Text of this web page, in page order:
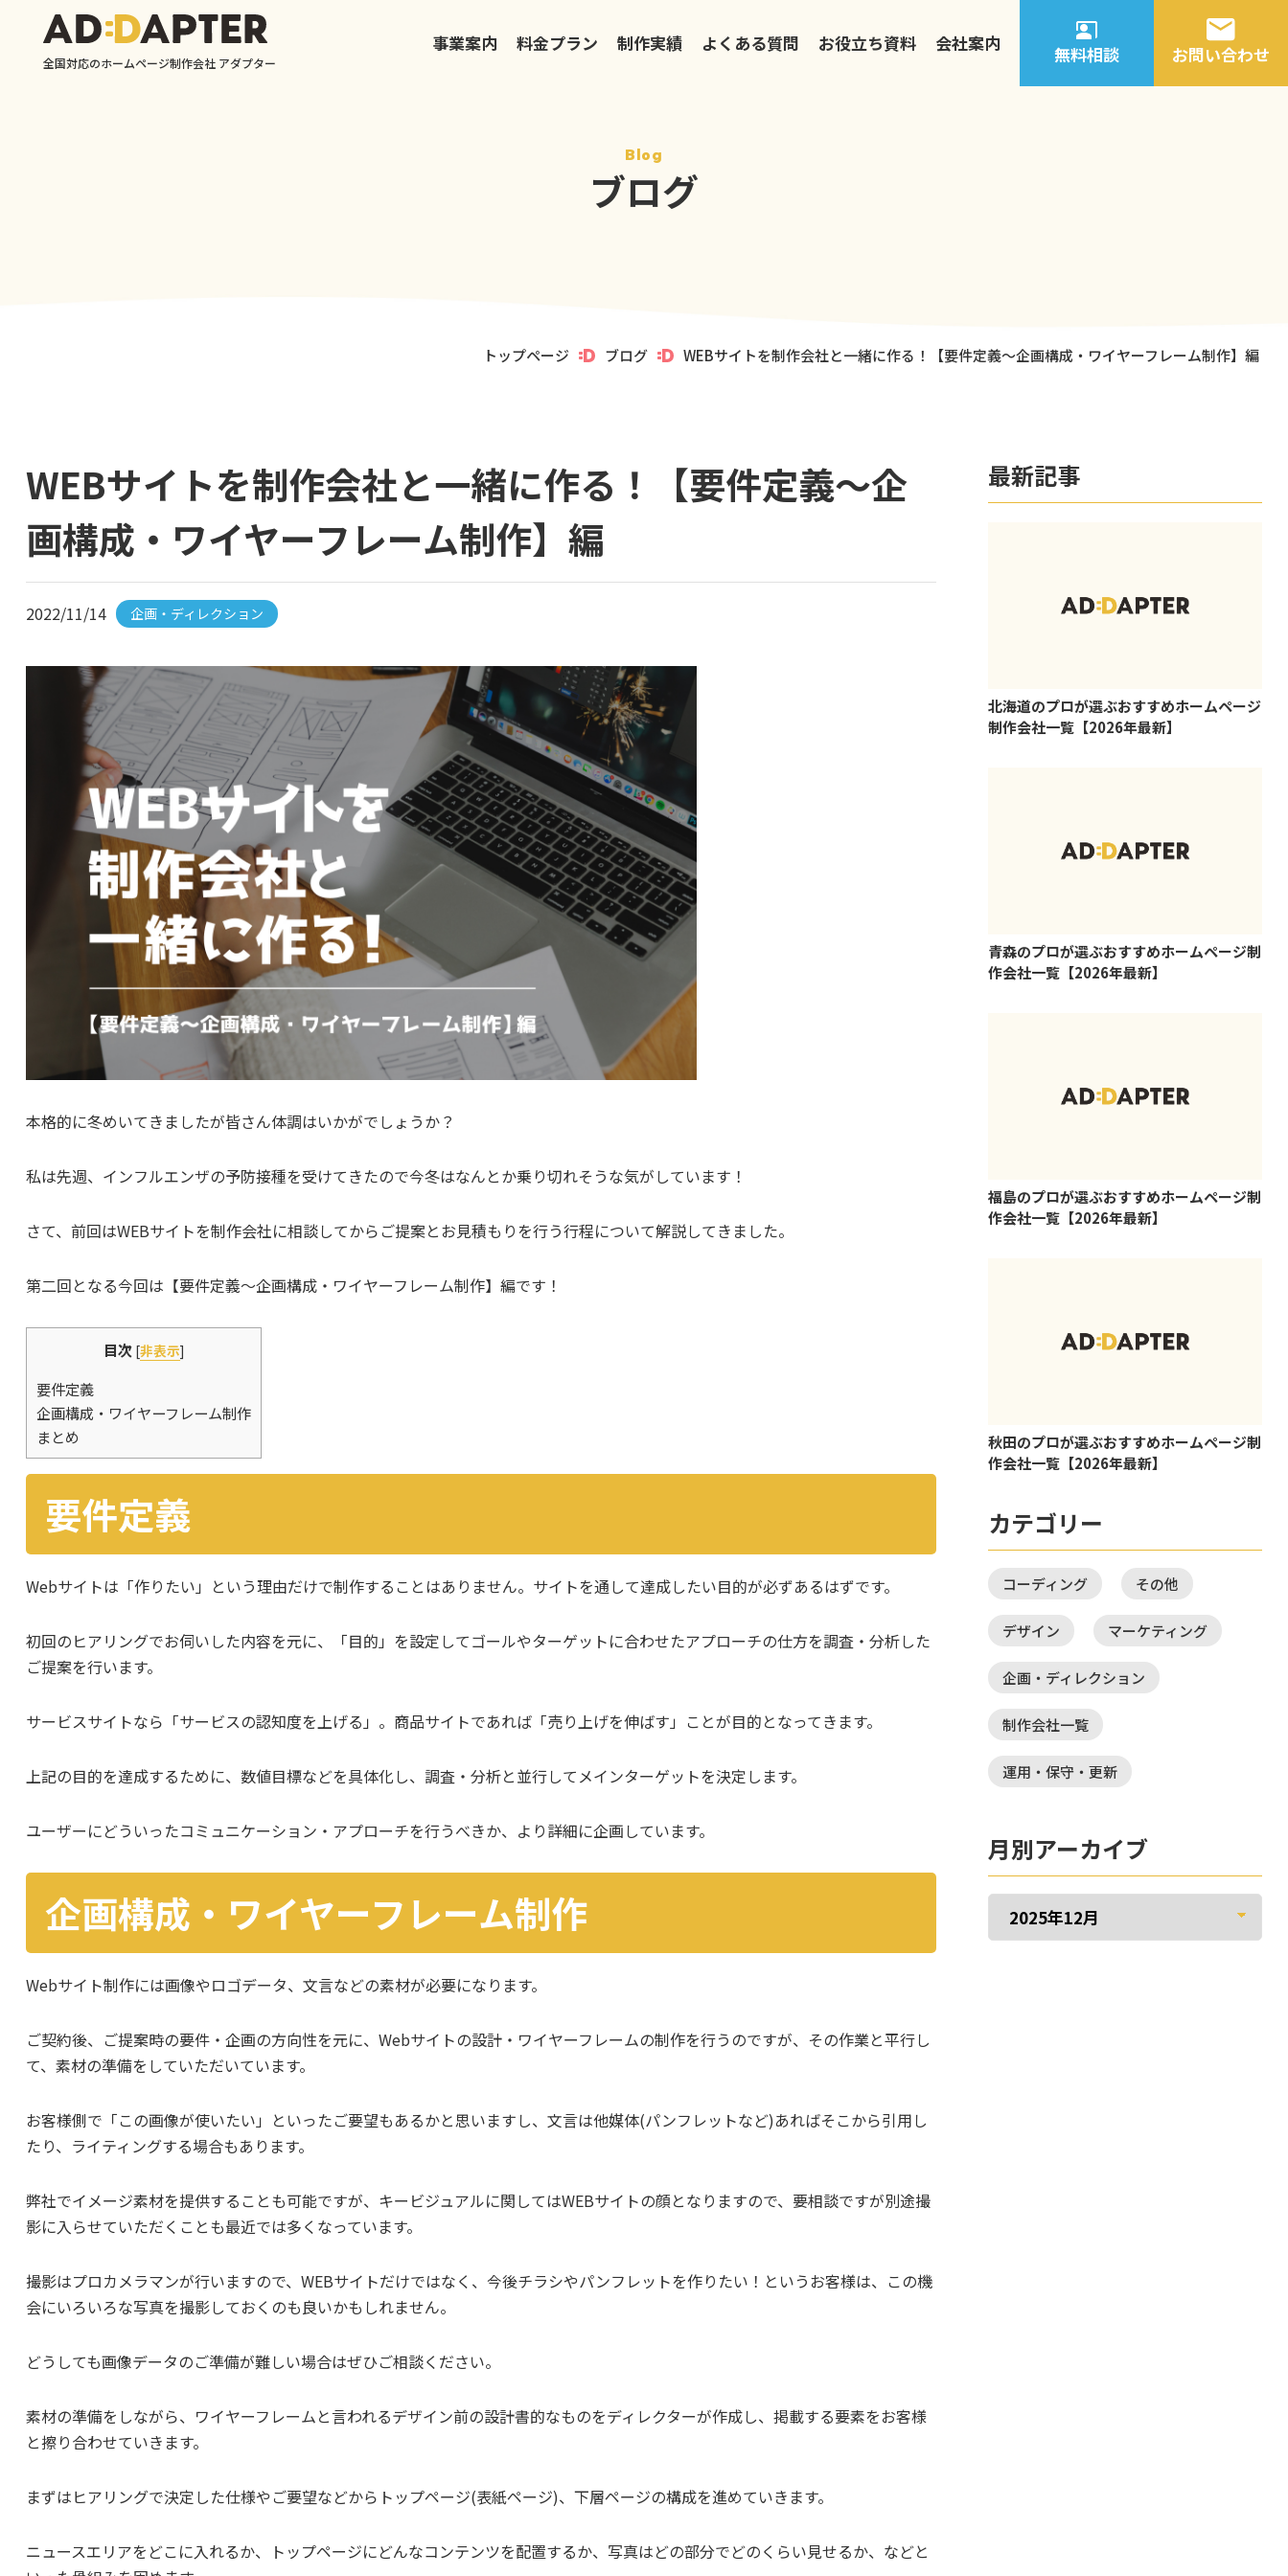
全国対応のホームページ制作会社 アダプター
事業案内 料金プラン 制作実績 よくある質問 お役立ち資料 会社案内 無料相談 お問い合わせ
Blog
ブログ
トップページ ブログ WEBサイトを制作会社と一緒に作る！【要件定義〜企画構成・ワイヤーフレーム制作】編
WEBサイトを制作会社と一緒に作る！【要件定義〜企
画構成・ワイヤーフレーム制作】編
2022/11/14 企画・ディレクション
本格的に冬めいてきましたが皆さん体調はいかがでしょうか？
私は先週、インフルエンザの予防接種を受けてきたので今冬はなんとか乗り切れそうな気がしています！
さて、前回はWEBサイトを制作会社に相談してからご提案とお見積もりを行う行程について解説してきました。
第二回となる今回は【要件定義〜企画構成・ワイヤーフレーム制作】編です！
目次 [非表示]
要件定義
企画構成・ワイヤーフレーム制作
まとめ
要件定義
Webサイトは「作りたい」という理由だけで制作することはありません。サイトを通して達成したい目的が必ずあるはずです。
初回のヒアリングでお伺いした内容を元に、「目的」を設定してゴールやターゲットに合わせたアプローチの仕方を調査・分析した
ご提案を行います。
サービスサイトなら「サービスの認知度を上げる」。商品サイトであれば「売り上げを伸ばす」ことが目的となってきます。
上記の目的を達成するために、数値目標などを具体化し、調査・分析と並行してメインターゲットを決定します。
ユーザーにどういったコミュニケーション・アプローチを行うべきか、より詳細に企画しています。
企画構成・ワイヤーフレーム制作
Webサイト制作には画像やロゴデータ、文言などの素材が必要になります。
ご契約後、ご提案時の要件・企画の方向性を元に、Webサイトの設計・ワイヤーフレームの制作を行うのですが、その作業と平行し
て、素材の準備をしていただいています。
お客様側で「この画像が使いたい」といったご要望もあるかと思いますし、文言は他媒体(パンフレットなど)あればそこから引用し
たり、ライティングする場合もあります。
弊社でイメージ素材を提供することも可能ですが、キービジュアルに関してはWEBサイトの顔となりますので、要相談ですが別途撮
影に入らせていただくことも最近では多くなっています。
撮影はプロカメラマンが行いますので、WEBサイトだけではなく、今後チラシやパンフレットを作りたい！というお客様は、この機
会にいろいろな写真を撮影しておくのも良いかもしれません。
どうしても画像データのご準備が難しい場合はぜひご相談ください。
素材の準備をしながら、ワイヤーフレームと言われるデザイン前の設計書的なものをディレクターが作成し、掲載する要素をお客様
と擦り合わせていきます。
まずはヒアリングで決定した仕様やご要望などからトップページ(表紙ページ)、下層ページの構成を進めていきます。
ニュースエリアをどこに入れるか、トップページにどんなコンテンツを配置するか、写真はどの部分でどのくらい見せるか、などと
最新記事
北海道のプロが選ぶおすすめホームページ
制作会社一覧【2026年最新】
青森のプロが選ぶおすすめホームページ制
作会社一覧【2026年最新】
福島のプロが選ぶおすすめホームページ制
作会社一覧【2026年最新】
秋田のプロが選ぶおすすめホームページ制
作会社一覧【2026年最新】
カテゴリー
コーディング その他
デザイン マーケティング
企画・ディレクション
制作会社一覧
運用・保守・更新
月別アーカイブ